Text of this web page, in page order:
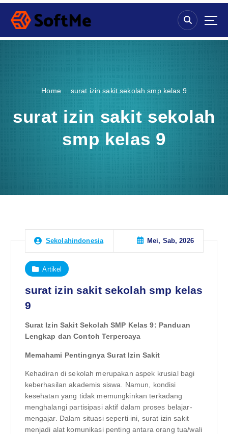
S
p
Home surat izin sakit sekolah smp kelas 9
surat izin sakit sekolah
smp kelas 9
Sekolahindonesia Mei, Sab, 2026
Artikel
surat izin sakit sekolah smp kelas
9
Surat Izin Sakit Sekolah SMP Kelas 9: Panduan
Lengkap dan Contoh Terpercaya
Memahami Pentingnya Surat Izin Sakit
Kehadiran di sekolah merupakan aspek krusial bagi
keberhasilan akademis siswa. Namun, kondisi
kesehatan yang tidak memungkinkan terkadang
menghalangi partisipasi aktif dalam proses belajar-
mengajar. Dalam situasi seperti ini, surat izin sakit
menjadi alat komunikasi penting antara orang tua/wali